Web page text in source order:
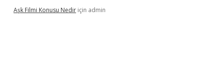
Aşk Filmi Konusu Nedir için admin